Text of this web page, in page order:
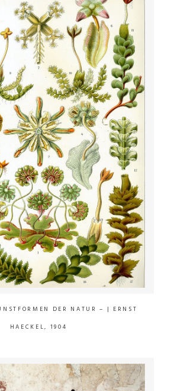
DER NATUR – | ERNST
HAECKEL, 1904